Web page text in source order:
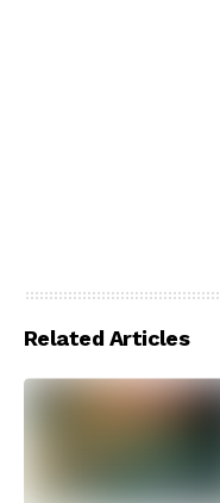
Related Articles